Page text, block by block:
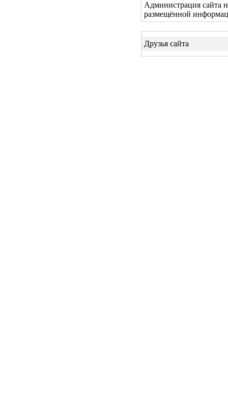
Администрация сайта
размещённой
Друзья сайта